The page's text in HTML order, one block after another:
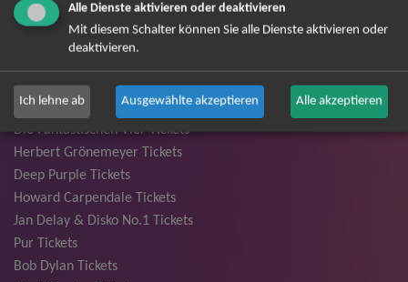
Unheilig Tickets
Santiano Tickets
Bryan Adams Tickets
Andreas Gabalier Tickets
Die Fantastischen Vier Tickets
Herbert Grönemeyer Tickets
Deep Purple Tickets
Howard Carpendale Tickets
Jan Delay & Disko No.1 Tickets
Pur Tickets
Bob Dylan Tickets
Alle Dienste aktivieren oder deaktivieren
Mit diesem Schalter können Sie alle Dienste aktivieren oder
deaktivieren.
Ich lehne ab Ausgewählte akzeptieren Alle akzeptieren